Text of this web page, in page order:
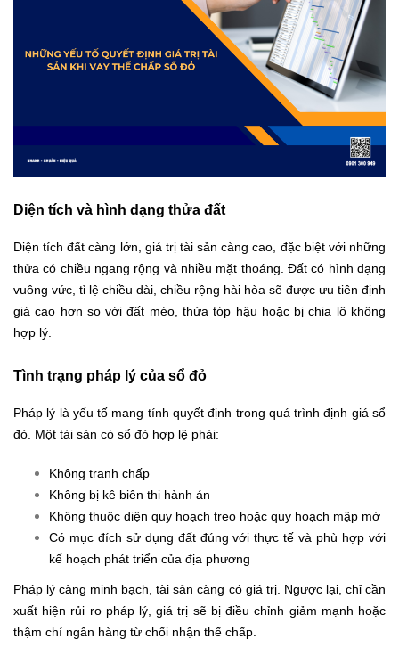
Diện tích và hình dạng thửa đất
Diện tích đất càng lớn, giá trị tài sản càng cao, đặc biệt với những
thửa có chiều ngang rộng và nhiều mặt thoáng. Đất có hình dạng
vuông vức, tỉ lệ chiều dài, chiều rộng hài hòa sẽ được ưu tiên định
giá cao hơn so với đất méo, thửa tóp hậu hoặc bị chia lô không
hợp lý.
Tình trạng pháp lý của sổ đỏ
Pháp lý là yếu tố mang tính quyết định trong quá trình định giá sổ
đỏ. Một tài sản có sổ đỏ hợp lệ phải:
Không tranh chấp
Không bị kê biên thi hành án
Không thuộc diện quy hoạch treo hoặc quy hoạch mập mờ
Có mục đích sử dụng đất đúng với thực tế và phù hợp với
kế hoạch phát triển của địa phương
Pháp lý càng minh bạch, tài sản càng có giá trị. Ngược lại, chỉ cần
xuất hiện rủi ro pháp lý, giá trị sẽ bị điều chỉnh giảm mạnh hoặc
thậm chí ngân hàng từ chối nhận thế chấp.